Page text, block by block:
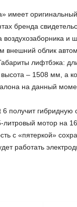
имеет
бренда
и
внешний облик
лифтбэка:
– 1508 мм, а
на данный
6 получит гибридную
литровый мотор на
с «пятеркой»
работать